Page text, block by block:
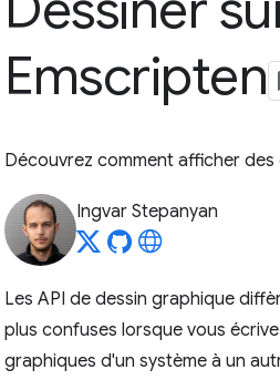
Emscripten
Découvrez comment afficher
Ingvar Stepanyan
Les API de dessin graphique
plus confuses lorsque vous
graphiques d'un système à un